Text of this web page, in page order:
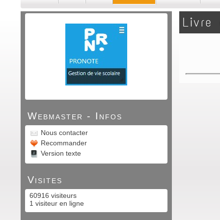
Webmaster - Infos
Nous contacter
Recommander
Version texte
Visites
60916 visiteurs
1 visiteur en ligne
Livre